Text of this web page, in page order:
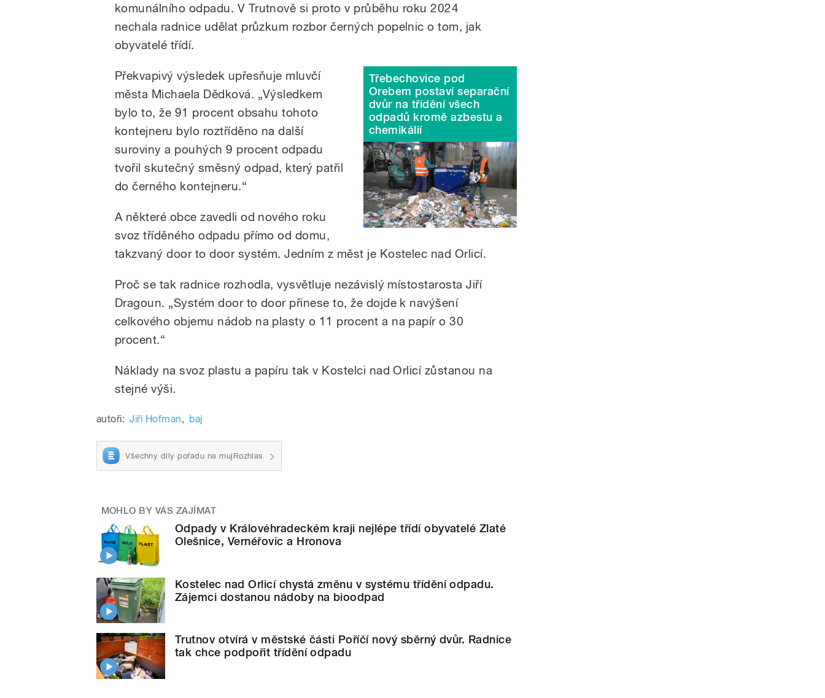
komunálního odpadu. V Trutnově si proto v průběhu roku 2024
nechala radnice udělat průzkum rozbor černých popelnic o tom, jak
obyvatelé třídí.
Třebechovice pod
Orebem postaví separační
dvůr na třídění všech
odpadů kromě azbestu a
chemikálií
Překvapivý výsledek upřesňuje mluvčí
města Michaela Dědková. „Výsledkem
bylo to, že 91 procent obsahu tohoto
kontejneru bylo roztříděno na další
suroviny a pouhých 9 procent odpadu
tvořil skutečný směsný odpad, který patřil
do černého kontejneru.“
A některé obce zavedli od nového roku
svoz tříděného odpadu přímo od domu,
takzvaný door to door systém. Jedním z měst je Kostelec nad Orlicí.
Proč se tak radnice rozhodla, vysvětluje nezávislý místostarosta Jiří
Dragoun. „Systém door to door přinese to, že dojde k navýšení
celkového objemu nádob na plasty o 11 procent a na papír o 30
procent.“
Náklady na svoz plastu a papíru tak v Kostelci nad Orlicí zůstanou na
stejné výši.
autoři: Jiří Hofman, baj
Všechny díly pořadu na mujRozhlas
MOHLO BY VÁS ZAJÍMAT
Odpady v Královéhradeckém kraji nejlépe třídí obyvatelé Zlaté
Olešnice, Vernéřovic a Hronova
Kostelec nad Orlicí chystá změnu v systému třídění odpadu.
Zájemci dostanou nádoby na bioodpad
Trutnov otvírá v městské části Poříčí nový sběrný dvůr. Radnice
tak chce podpořit třídění odpadu